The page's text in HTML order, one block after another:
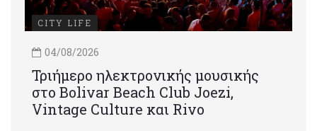
CITY LIFE
04/08/2026
Τριήμερο ηλεκτρονικής μουσικής
στο Bolivar Beach Club Joezi,
Vintage Culture και Rivo